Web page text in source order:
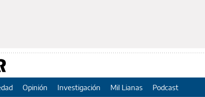
Opinión Investigación Mil Lianas Podcast